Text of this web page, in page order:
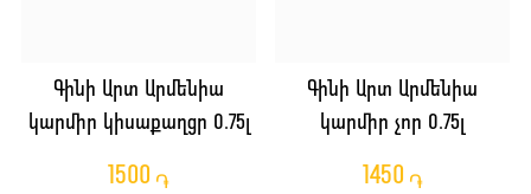
Գինի Արտ Արմենիա
կարմիր կիսաքաղցր 0.75լ
1500 ֏
Գինի Արտ Արմենիա
կարմիր չոր 0.75լ
1450 ֏